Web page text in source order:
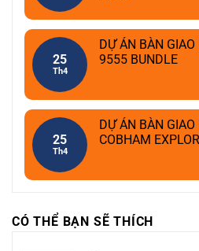
25
Th4
DỰ ÁN BÀN
9555 BUNDLE
25
Th4
DỰ ÁN BÀN GIAO
COBHAM
CÓ THỂ BẠN SẼ THÍCH